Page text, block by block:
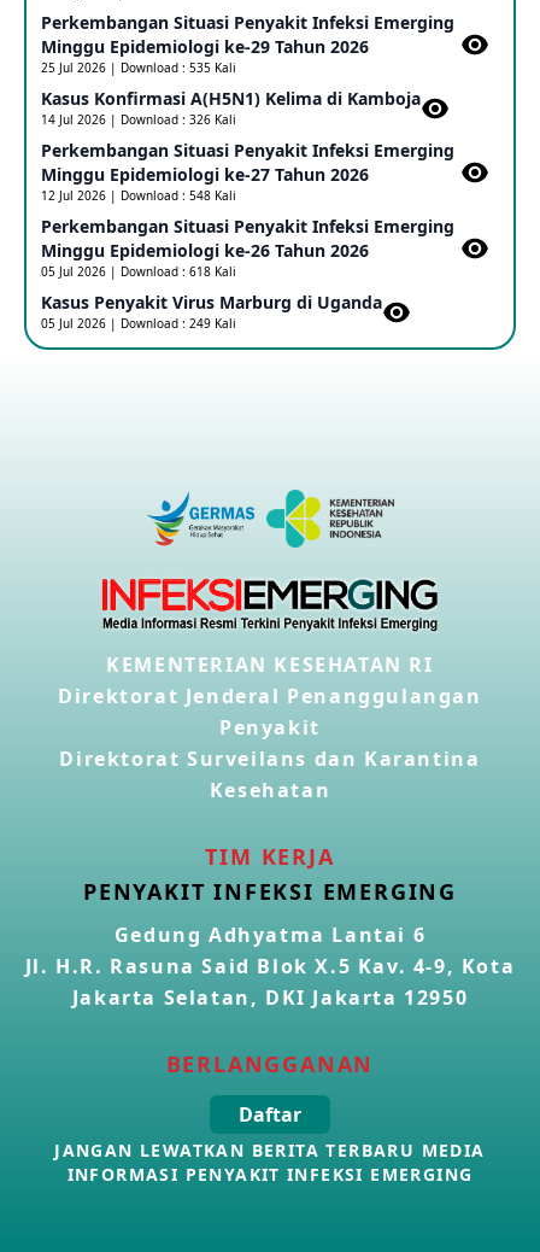
Update Informasi PHEIC Penyakit Ebola
23 May 2026
Penetapan Outbreak Penyakit Ebola di RD Kongo dan
Uganda Sebagai PHEIC
17 May 2026
Outbreak Penyakti Ebola di RD Kongo
16 May 2026
Kasus Konfirmasi A(H5NN6) di Cina
Penyakit virus Hanta di Kapal Pesiar Keberangkatan
04 May 2026
Penyakit Meningokokus di Vietnam
28 Apr 2026
Kasus Konfirmasi Avian Influenza A(H5N1) Keempat di
CMNV
Kasus Konfirmasi Avian Influenza A(H9N2) di Italia
19 Mar 2026
Perkembangan Situasi Penyakit Infeksi Emerging
Minggu Epidemiologi ke-29 Tahun 2026
25 Jul 2026 | Download : 535 Kali
Kasus Konfirmasi A(H5N1) Kelima di Kamboja​
14 Jul 2026 | Download : 326 Kali
Perkembangan Situasi Penyakit Infeksi Emerging
Minggu Epidemiologi ke-27 Tahun 2026
12 Jul 2026 | Download : 548 Kali
Perkembangan Situasi Penyakit Infeksi Emerging
Minggu Epidemiologi ke-26 Tahun 2026
05 Jul 2026 | Download : 618 Kali
Kasus Penyakit Virus Marburg di Uganda
05 Jul 2026 | Download : 249 Kali
KEMENTERIAN KESEHATAN RI
Direktorat Jenderal Penanggulangan
Penyakit
Direktorat Surveilans dan Karantina
Kesehatan
TIM KERJA
PENYAKIT INFEKSI EMERGING
Gedung Adhyatma Lantai 6
Jl. H.R. Rasuna Said Blok X.5 Kav. 4-9, Kota
Jakarta Selatan, DKI Jakarta 12950
BERLANGGANAN
Daftar
JANGAN LEWATKAN BERITA TERBARU MEDIA
INFORMASI PENYAKIT INFEKSI EMERGING